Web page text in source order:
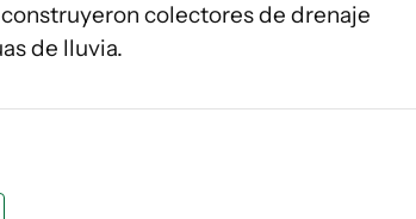
colectores de drenaje
de lluvia.